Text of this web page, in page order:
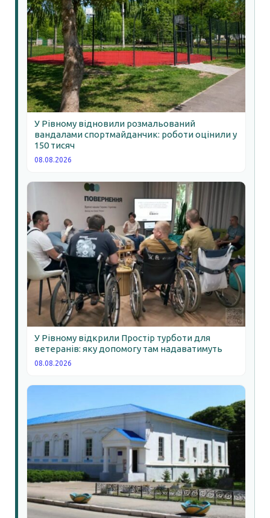
У Рівному відновили розмальований
вандалами спортмайданчик: роботи оцінили у
150 тисяч
08.08.2026
У Рівному відкрили Простір турботи для
ветеранів: яку допомогу там надаватимуть
08.08.2026